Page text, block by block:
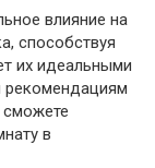
влияние на
способствуя
их идеальными
рекомендациям
в